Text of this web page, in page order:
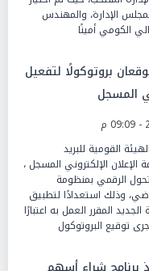
الإدارة، والمهندس
الكومي أمينًا
بروتوكولًا لتفعيل
المسجل
القومية للبريد
الإلكتروني المسجل ،
الرقمي بمنظومة
وذلك استعدادًا لتطبيق
الجديد المقرر العمل به اعتبارًا